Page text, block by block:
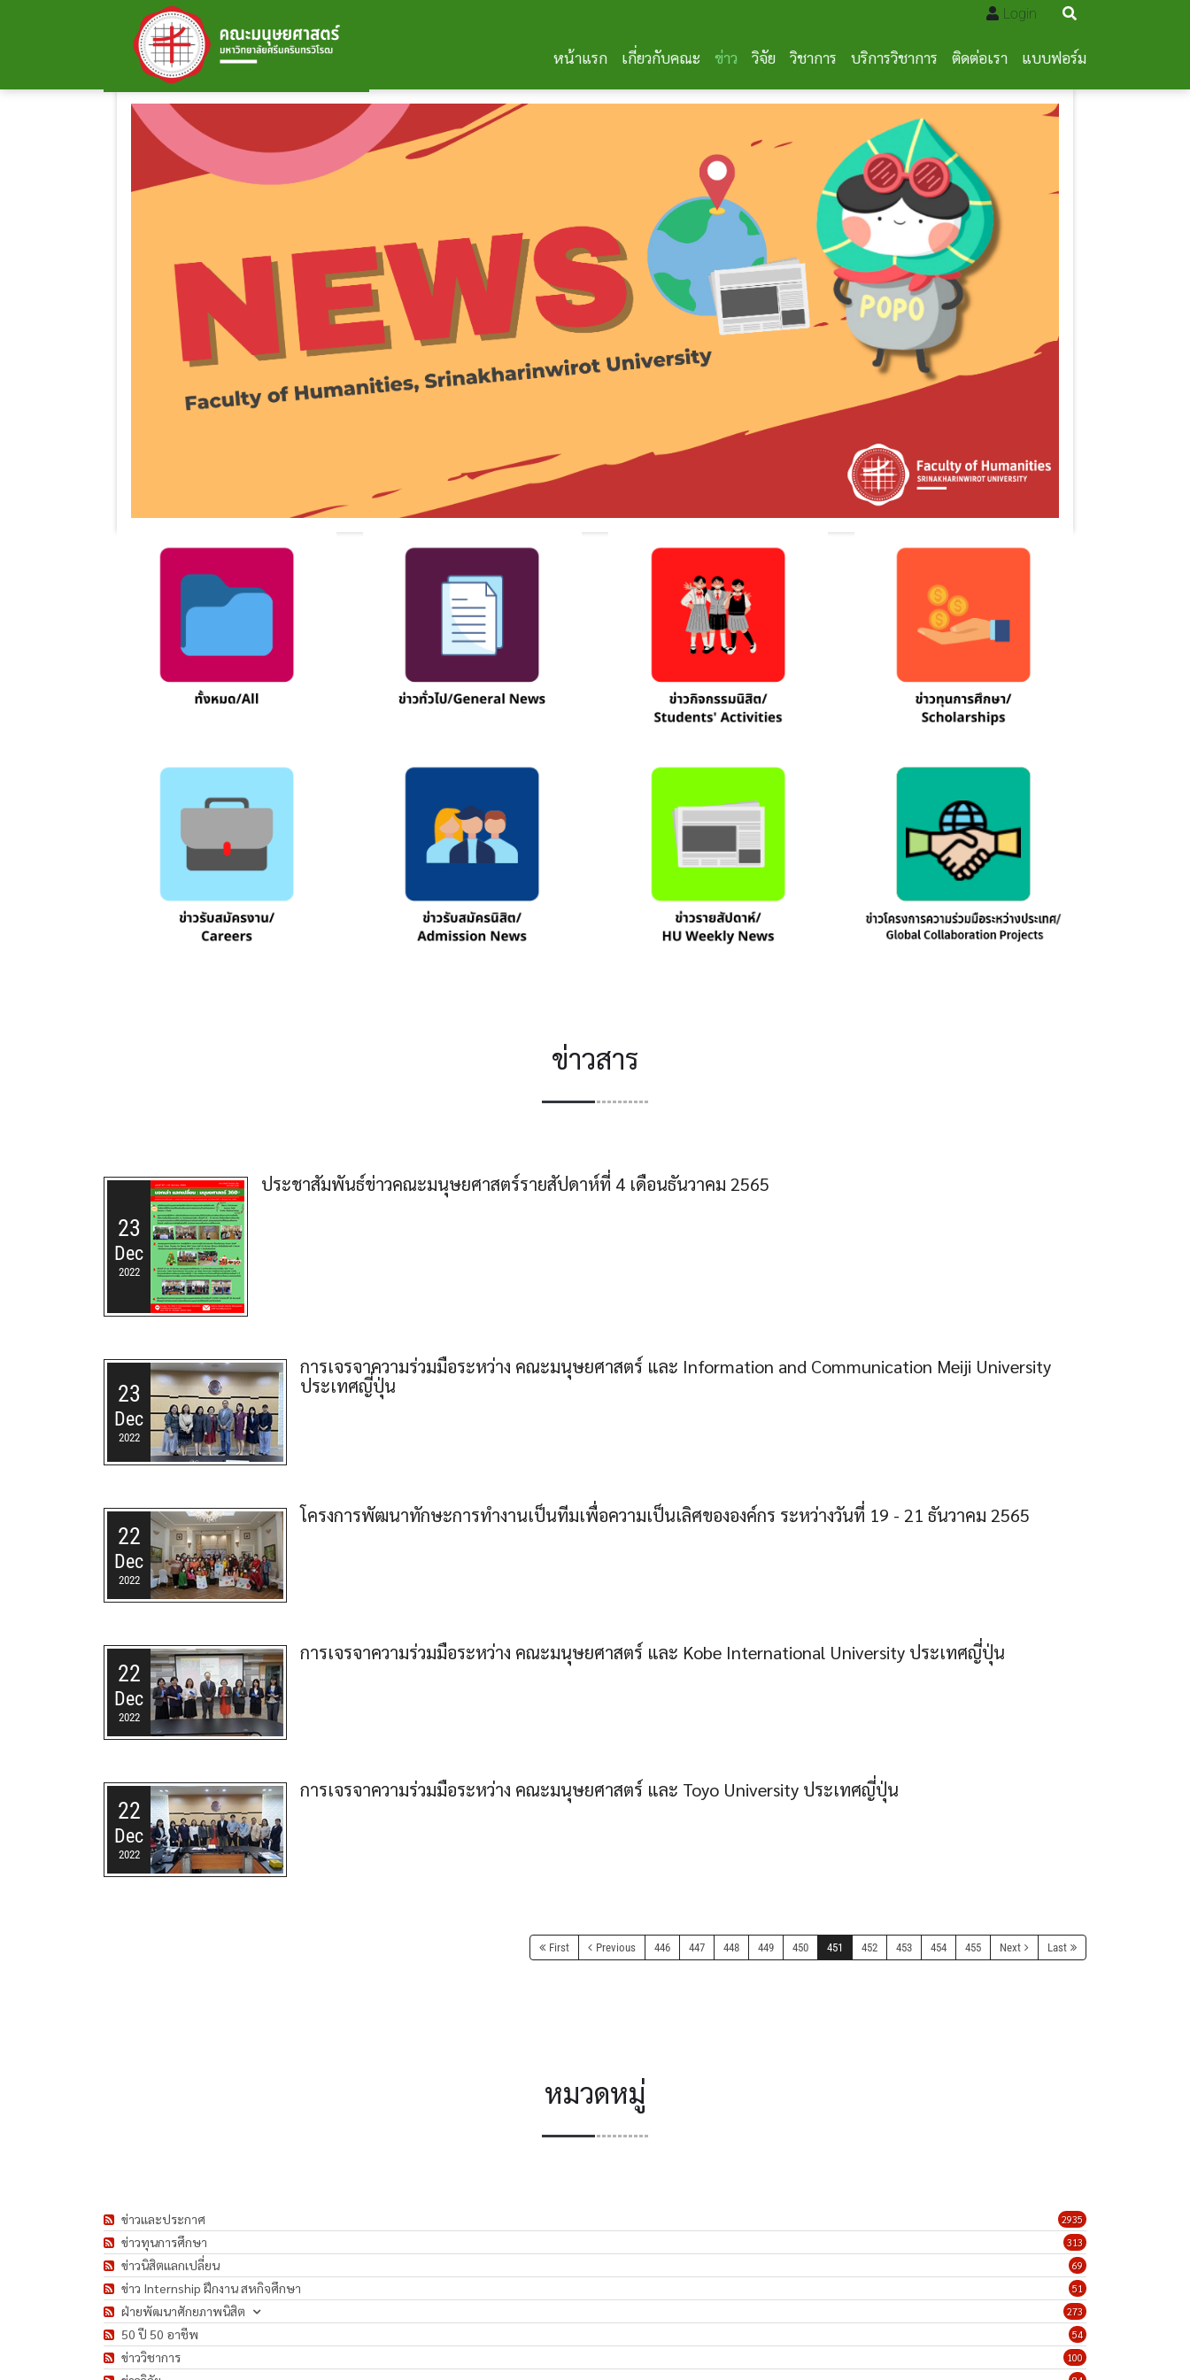
Login
หน้าแรก เกี่ยวกับคณะ ข่าว วิจัย วิชาการ บริการวิชาการ ติดต่อเรา แบบฟอร์ม
ข่าวสาร
23
Dec
2022
ประชาสัมพันธ์ข่าวคณะมนุษยศาสตร์รายสัปดาห์ที่ 4 เดือนธันวาคม 2565
23
Dec
2022
การเจรจาความร่วมมือระหว่าง คณะมนุษยศาสตร์ และ Information and Communication Meiji University
ประเทศญี่ปุ่น
22
Dec
2022
โครงการพัฒนาทักษะการทำงานเป็นทีมเพื่อความเป็นเลิศขององค์กร ระหว่างวันที่ 19 - 21 ธันวาคม 2565
22
Dec
2022
การเจรจาความร่วมมือระหว่าง คณะมนุษยศาสตร์ และ Kobe International University ประเทศญี่ปุ่น
22
Dec
2022
การเจรจาความร่วมมือระหว่าง คณะมนุษยศาสตร์ และ Toyo University ประเทศญี่ปุ่น
First Previous 446 447 448 449 450 451 452 453 454 455 Next Last
หมวดหมู่
2935
ข่าวและประกาศ
313
ข่าวทุนการศึกษา
69
ข่าวนิสิตแลกเปลี่ยน
51
ข่าว Internship ฝึกงาน สหกิจศึกษา
273
ฝ่ายพัฒนาศักยภาพนิสิต
54
50 ปี 50 อาชีพ
100
ข่าววิชาการ